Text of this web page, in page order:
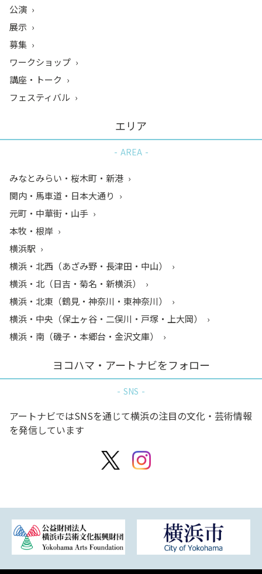
公演
展示
募集
ワークショップ
講座・トーク
フェスティバル
エリア
AREA
みなとみらい・桜木町・新港
関内・馬車道・日本大通り
元町・中華街・山手
本牧・根岸
横浜駅
横浜・北西（あざみ野・長津田・中山）
横浜・北（日吉・菊名・新横浜）
横浜・北東（鶴見・神奈川・東神奈川）
横浜・中央（保土ヶ谷・二俣川・戸塚・上大岡）
横浜・南（磯子・本郷台・金沢文庫）
ヨコハマ・アートナビをフォロー
SNS
アートナビではSNSを通じて横浜の注目の文化・芸術情報
を発信しています